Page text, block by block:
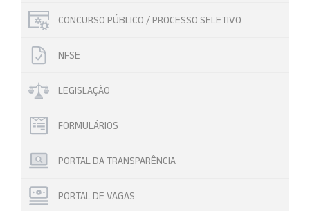
CONCURSO PÚBLICO / PROCESSO SELETIVO
NFSE
LEGISLAÇÃO
FORMULÁRIOS
PORTAL DA TRANSPARÊNCIA
PORTAL DE VAGAS